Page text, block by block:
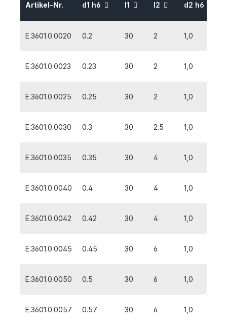
Artikel-Nr. d1 h6 l1 l2 d2 h6
E.3601.0.0020 0.2 30 2 1,0
E.3601.0.0023 0.23 30 2 1,0
E.3601.0.0025 0.25 30 2 1,0
E.3601.0.0030 0.3 30 2.5 1,0
E.3601.0.0035 0.35 30 4 1,0
E.3601.0.0040 0.4 30 4 1,0
E.3601.0.0042 0.42 30 4 1,0
E.3601.0.0045 0.45 30 6 1,0
E.3601.0.0050 0.5 30 6 1,0
E.3601.0.0057 0.57 30 6 1,0